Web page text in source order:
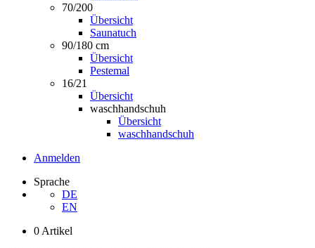
70/200
Übersicht
Saunatuch
90/180 cm
Übersicht
Pestemal
16/21
Übersicht
waschhandschuh
Übersicht
waschhandschuh
Anmelden
Sprache
DE
EN
0 Artikel